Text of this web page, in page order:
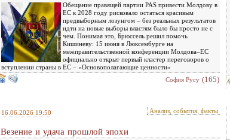
Обещание правящей партии PAS привести Молдову в
ЕС к 2028 году рисковало остаться красивым
предвыборным лозунгом – без реальных результатов
идти на новые выборы властям было бы просто не с
чем. Понимая это, Брюссель решил помочь
Кишиневу: 15 июня в Люксембурге на
межправительственной конференции Молдова–ЕС
официально открыт первый кластер переговоров о
вступлении страны в ЕС – «Основополагающие ценности»
София Русу (165)
16.06.2026 19:50 Анализ, события, факты
Везение и удача прошлой эпохи